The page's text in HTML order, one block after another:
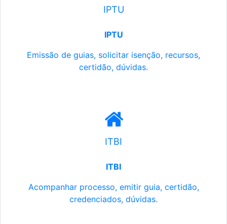
IPTU
IPTU
Emissão de guias, solicitar isenção, recursos,
certidão, dúvidas.
ITBI
ITBI
Acompanhar processo, emitir guia, certidão,
credenciados, dúvidas.